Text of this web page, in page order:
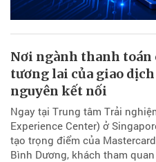
Nơi ngành thanh toán
tương lai của giao
nguyên kết nối
Ngay tại Trung tâm Trải
Experience Center) ở
tạo trọng điểm của
Bình Dương, khách tham